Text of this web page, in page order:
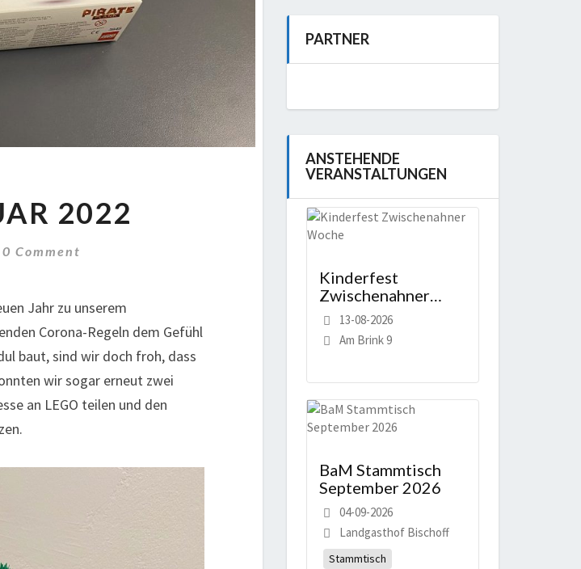
2022
Comments
0 Comment
Jahr zu unserem
Corona-Regeln dem Gefühl
baut, sind wir doch froh, dass
wir sogar erneut zwei
an LEGO teilen und den
PARTNER
ANSTEHENDE
VERANSTALTUNGEN
Kinderfest
Zwischenahner
Woche
13-08-2026
Am Brink 9
BaM Stammtisch
September 2026
04-09-2026
Landgasthof Bischoff
Stammtisch